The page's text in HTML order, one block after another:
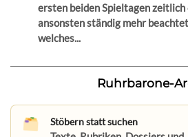
ersten beiden Spieltagen
ansonsten ständig mehr
welches...
Ruhrbarone-
Stöbern statt suchen